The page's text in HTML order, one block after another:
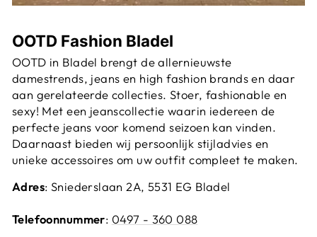
OOTD Fashion Bladel
OOTD in Bladel brengt de allernieuwste
damestrends, jeans en high fashion brands en daar
aan gerelateerde collecties. Stoer, fashionable en
sexy! Met een jeanscollectie waarin iedereen de
perfecte jeans voor komend seizoen kan vinden.
Daarnaast bieden wij persoonlijk stijladvies en
unieke accessoires om uw outfit compleet te maken.
Adres: Sniederslaan 2A, 5531 EG Bladel
Telefoonnummer: 0497 - 360 088